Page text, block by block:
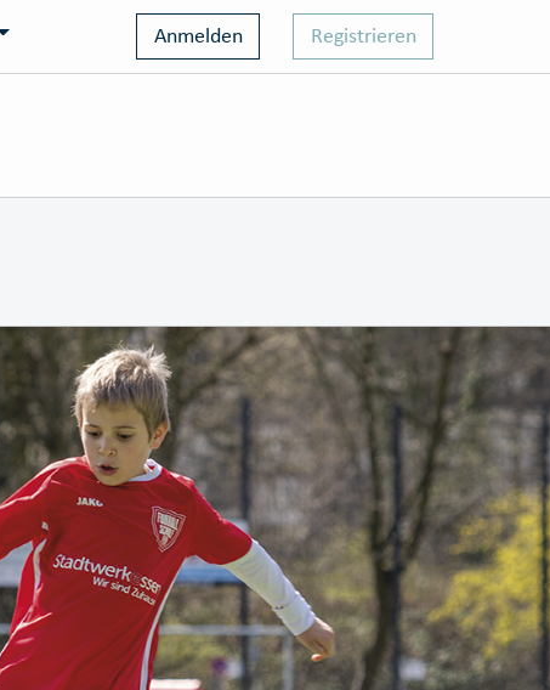
Anmelden Registrieren